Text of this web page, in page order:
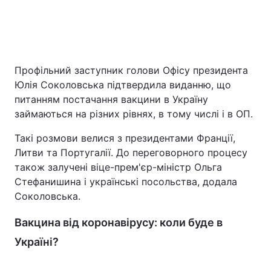
Профільний заступник голови Офісу президента
Юлія Соколовська підтвердила виданню, що
питанням постачання вакцини в Україну
займаються на різних рівнях, в тому числі і в ОП.
Такі розмови велися з президентами Франції,
Литви та Португалії. До переговорного процесу
також залучені віце-прем'єр-міністр Ольга
Стефанишина і українські посольства, додала
Соколовська.
Вакцина від коронавірусу: коли буде в
Україні?